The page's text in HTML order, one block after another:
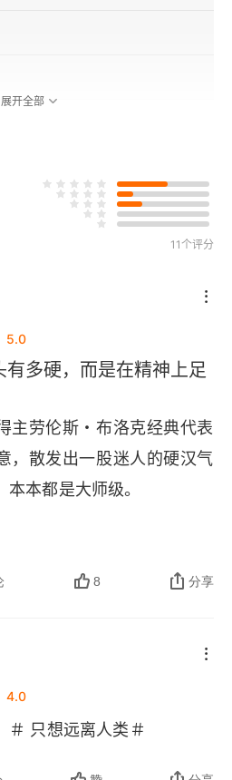
展开全部
11个评分
5.0
多硬，而是在精神上足
主劳伦斯・布洛克经典代表
，散发出一股迷人的硬汉气
本都是大师级。
8 分享
4.0
＃ 只想远离人类＃